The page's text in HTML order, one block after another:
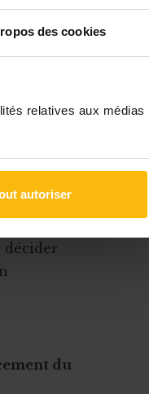
des cookies
relatives aux médias
autoriser
décider
du